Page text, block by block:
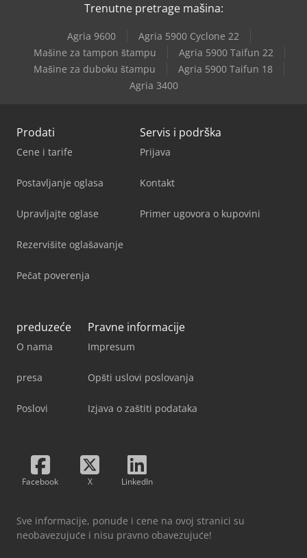
Trenutne pretrage mašina:
Agria 9600
Agria 5900 Cyclone 22
Mašine za tampon štampu
Agria 5900 Taifun 22
Mašine za duboku štampu
Agria 5900 Taifun 18
Agria 3400
Prodati
Cene i tarife
Postavljanje oglasa
Upravljajte oglase
Rezervišite oglašavanje
Pečat poverenja
Servis i podrška
Prijava
Kontakt
Primer ugovora o kupovini
preduzeće
O nama
presa
Poslovi
Pravne informacije
Impresum
Opšti uslovi poslovanja
Izjava o zaštiti podataka
Facebook X LinkedIn
Sve informacije, ponude i cene na ovoj stranici su
neobavezujuće i nisu pravno obavezujuće!